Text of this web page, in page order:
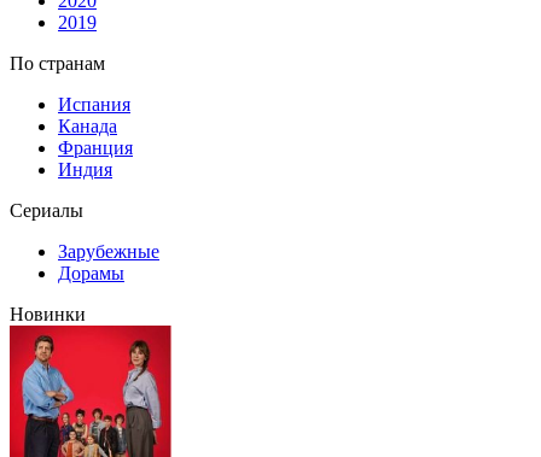
2019
По странам
Испания
Канада
Франция
Индия
Сериалы
Зарубежные
Дорамы
Новинки